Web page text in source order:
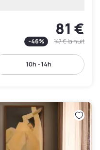
81 €
-46% 147 €la nuit
10h - 14h